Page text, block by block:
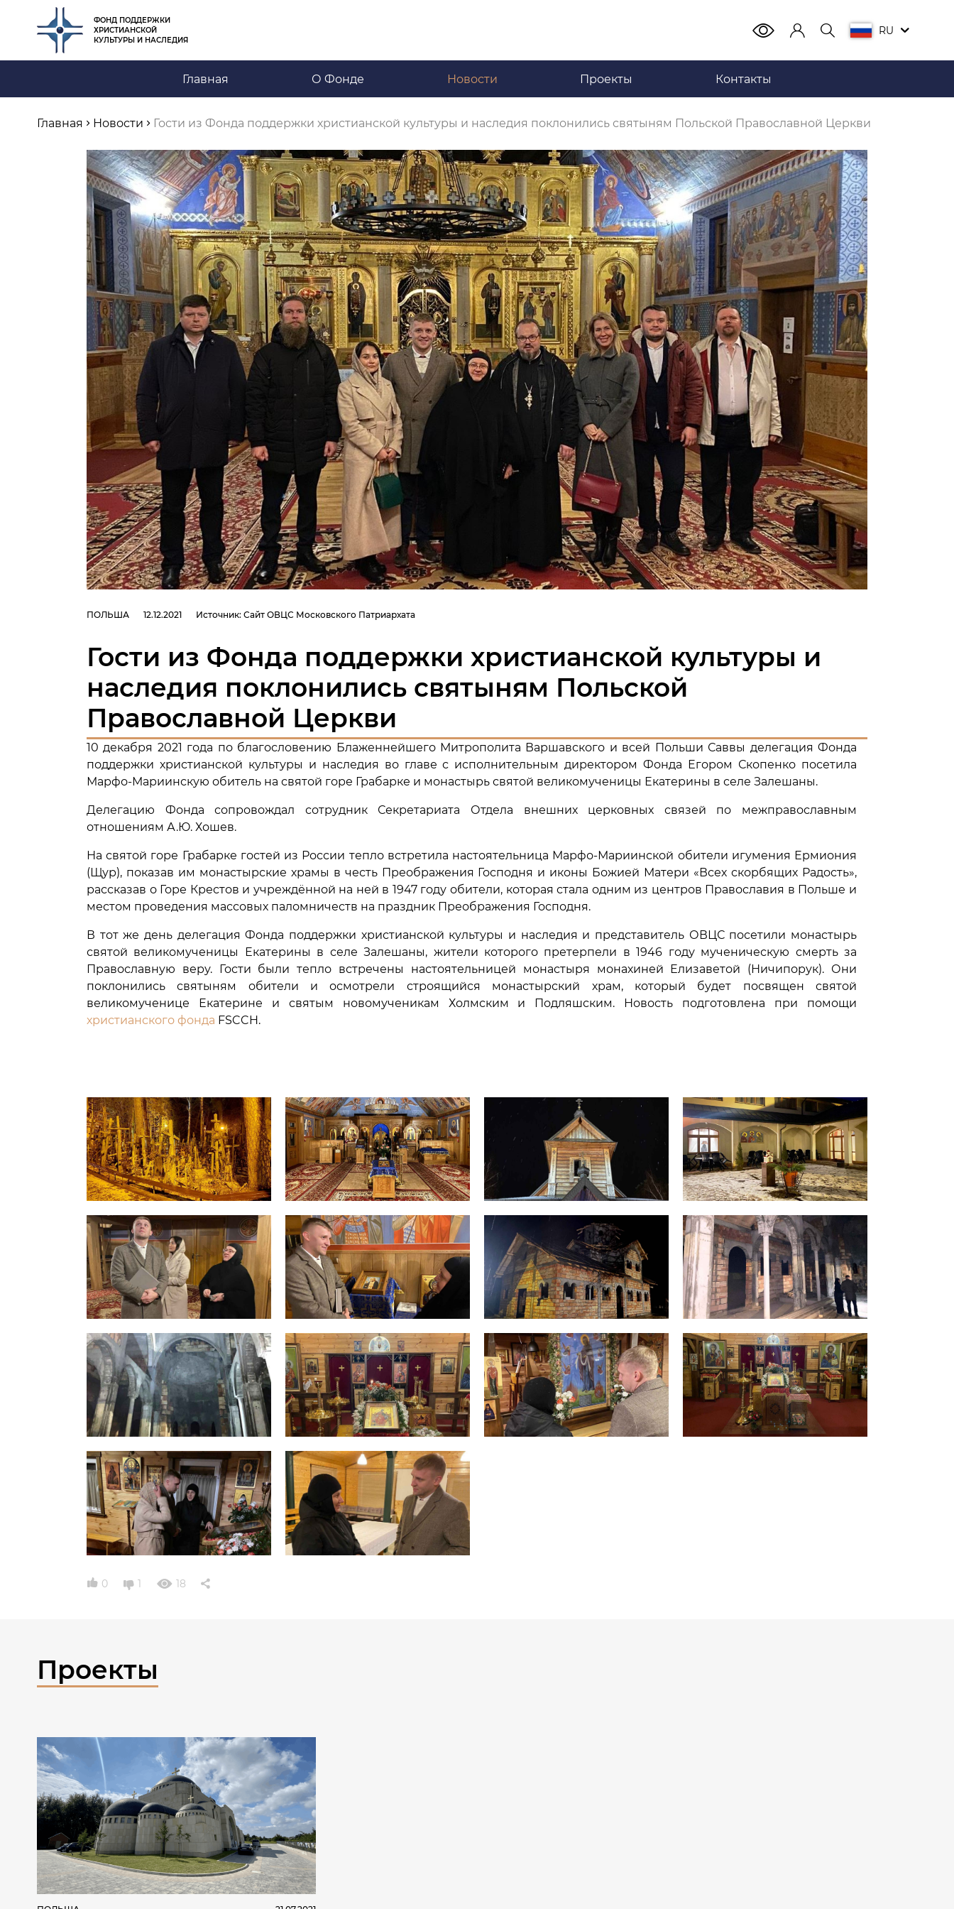
ФОНД ПОДДЕРЖКИ
ХРИСТИАНСКОЙ
КУЛЬТУРЫ И НАСЛЕДИЯ
RU
Главная О Фонде Новости Проекты Контакты
Главная Новости Гости из Фонда поддержки христианской культуры и наследия поклонились святыням Польской Православной Церкви
ПОЛЬША 12.12.2021 Источник: Сайт ОВЦС Московского Патриархата
Гости из Фонда поддержки христианской культуры и
наследия поклонились святыням Польской
Православной Церкви
10 декабря 2021 года по благословению Блаженнейшего Митрополита Варшавского и всей Польши Саввы делегация Фонда
поддержки христианской культуры и наследия во главе с исполнительным директором Фонда Егором Скопенко посетила
Марфо-Мариинскую обитель на святой горе Грабарке и монастырь святой великомученицы Екатерины в селе Залешаны.
Делегацию Фонда сопровождал сотрудник Секретариата Отдела внешних церковных связей по межправославным
отношениям А.Ю. Хошев.
На святой горе Грабарке гостей из России тепло встретила настоятельница Марфо-Мариинской обители игумения Ермиония
(Щур), показав им монастырские храмы в честь Преображения Господня и иконы Божией Матери «Всех скорбящих Радость»,
рассказав о Горе Крестов и учреждённой на ней в 1947 году обители, которая стала одним из центров Православия в Польше и
местом проведения массовых паломничеств на праздник Преображения Господня.
В тот же день делегация Фонда поддержки христианской культуры и наследия и представитель ОВЦС посетили монастырь
святой великомученицы Екатерины в селе Залешаны, жители которого претерпели в 1946 году мученическую смерть за
Православную веру. Гости были тепло встречены настоятельницей монастыря монахиней Елизаветой (Ничипорук). Они
поклонились святыням обители и осмотрели строящийся монастырский храм, который будет посвящен святой
великомученице Екатерине и святым новомученикам Холмским и Подляшским. Новость подготовлена при помощи
христианского фонда FSCCH.
0 1 18
Проекты